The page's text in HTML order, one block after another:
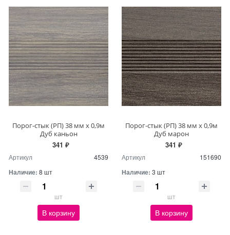
Порог-стык (РП) 38 мм х 0,9м
Дуб каньон
341 ₽
Артикул 4539
Наличие: 8 шт
шт
В корзину
Порог-стык (РП) 38 мм х 0,9м
Дуб марон
341 ₽
Артикул 151690
Наличие: 3 шт
шт
В корзину